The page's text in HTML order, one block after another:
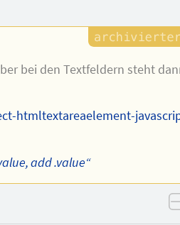
bei den Textfeldern steht
htmltextareaelement-
add .value“